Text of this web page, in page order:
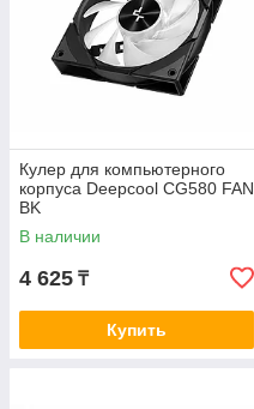
Кулер для компьютерного
корпуса Deepcool CG580 FAN
BK
В наличии
4 625 ₸
Купить